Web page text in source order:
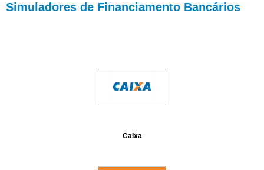
Simuladores de Financiamento Bancários
Caixa